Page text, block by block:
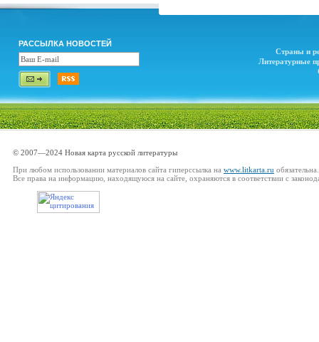
РАССЫЛКА НОВОСТЕЙ
Страны и
Литературные
© 2007—2024 Новая карта русской литературы
При любом использовании материалов сайта гиперссылка на www.litkarta.ru обязательна.
Все права на информацию, находящуюся на сайте, охраняются в соответствии с